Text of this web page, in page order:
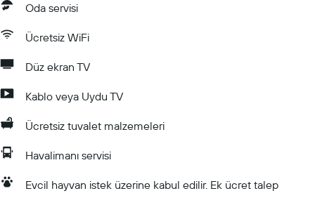
Oda servisi
Ücretsiz WiFi
Düz ekran TV
Kablo veya Uydu TV
Ücretsiz tuvalet malzemeleri
Havalimanı servisi
Evcil hayvan istek üzerine kabul edilir. Ek ücret talep